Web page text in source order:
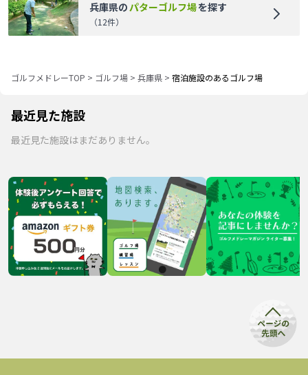
兵庫県のパターゴルフ場を探す
（12件）
ゴルフメドレーTOP > ゴルフ場 > 兵庫県 > 宿泊施設のあるゴルフ場
最近見た施設
最近見た施設はまだありません。